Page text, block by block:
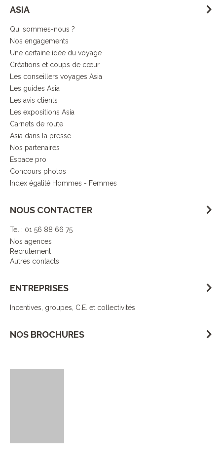
ASIA
Qui sommes-nous ?
Nos engagements
Une certaine idée du voyage
Créations et coups de cœur
Les conseillers voyages Asia
Les guides Asia
Les avis clients
Les expositions Asia
Carnets de route
Asia dans la presse
Nos partenaires
Espace pro
Concours photos
Index égalité Hommes - Femmes
NOUS CONTACTER
Tel : 01 56 88 66 75
Nos agences
Recrutement
Autres contacts
ENTREPRISES
Incentives, groupes, C.E. et collectivités
NOS BROCHURES